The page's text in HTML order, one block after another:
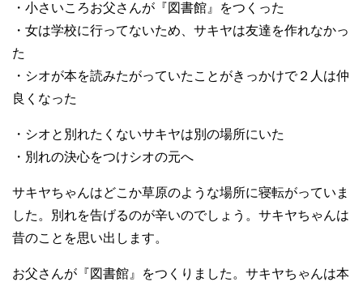
・小さいころお父さんが『図書館』をつくった
・女は学校に行ってないため、サキヤは友達を作れなかっ
た
・シオが本を読みたがっていたことがきっかけで２人は仲
良くなった
・シオと別れたくないサキヤは別の場所にいた
・別れの決心をつけシオの元へ
サキヤちゃんはどこか草原のような場所に寝転がっていま
した。別れを告げるのが辛いのでしょう。サキヤちゃんは
昔のことを思い出します。
お父さんが『図書館』をつくりました。サキヤちゃんは本